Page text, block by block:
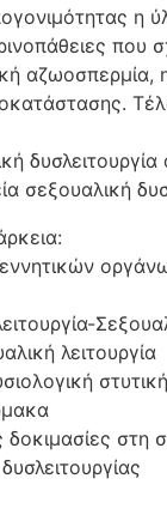
η
που
αζωοσπερμία,
σεξουαλική
λειτουργία
δοκιμασίες στη